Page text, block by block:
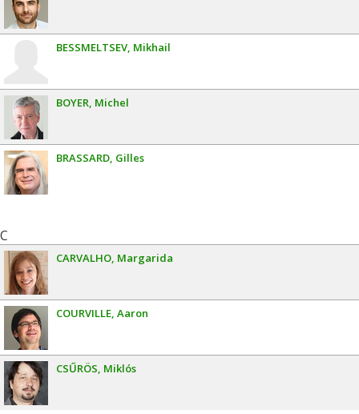
BESSMELTSEV Mikhail
BOYER Michel
BRASSARD Gilles
C
CARVALHO Margarida
COURVILLE Aaron
CSŰRÖS Miklós